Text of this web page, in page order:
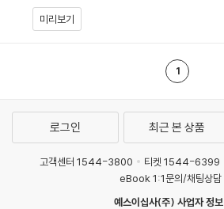
미리보기
1
로그인 최근 본 상품
고객센터 1544-3800 티켓 1544-6399
eBook 1:1문의/채팅상담
예스이십사(주) 사업자 정보